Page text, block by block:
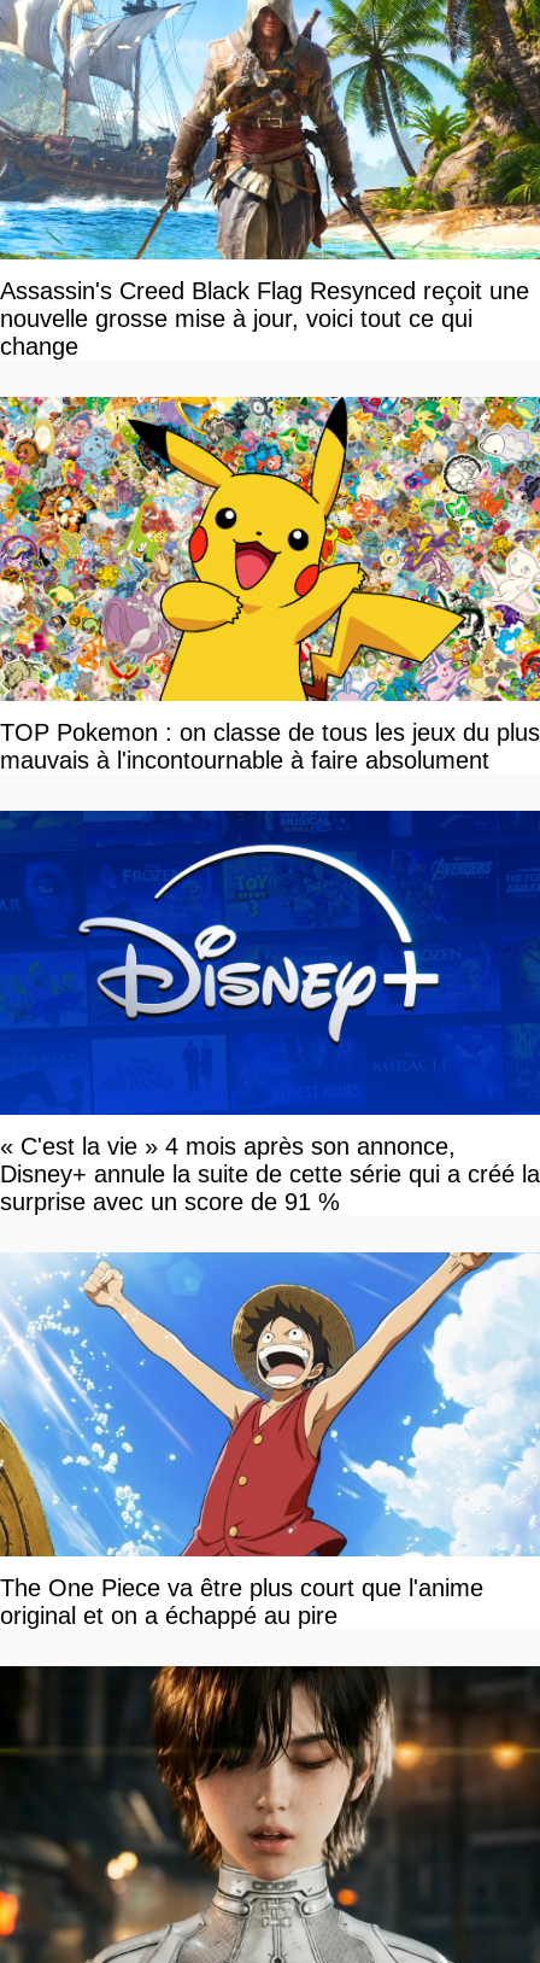
Assassin's Creed Black Flag Resynced reçoit une
nouvelle grosse mise à jour, voici tout ce qui
change
TOP Pokemon : on classe de tous les jeux du plus
mauvais à l'incontournable à faire absolument
« C'est la vie » 4 mois après son annonce,
Disney+ annule la suite de cette série qui a créé la
surprise avec un score de 91 %
The One Piece va être plus court que l'anime
original et on a échappé au pire